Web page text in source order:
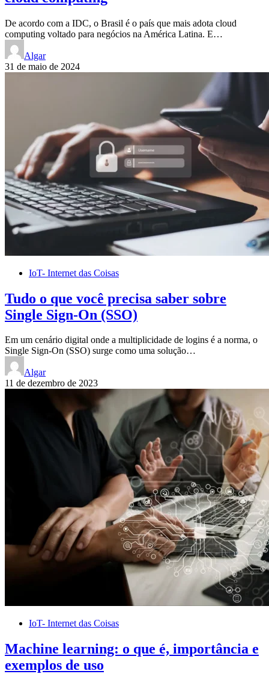
De acordo com a IDC, o Brasil é o país que mais adota cloud
computing voltado para negócios na América Latina. E…
Algar
31 de maio de 2024
IoT- Internet das Coisas
Tudo o que você precisa saber sobre
Single Sign-On (SSO)
Em um cenário digital onde a multiplicidade de logins é a norma, o
Single Sign-On (SSO) surge como uma solução…
Algar
11 de dezembro de 2023
IoT- Internet das Coisas
Machine learning: o que é, importância e
exemplos de uso